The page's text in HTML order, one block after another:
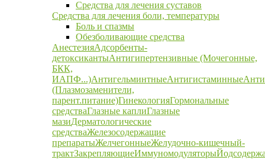
Средства для лечения суставов
Средства для лечения боли, температуры
Боль и спазмы
Обезболивающие средства
АнестезияАдсорбенты-
детоксикантыАнтигипертензивные (Мочегонные,
БКК,
ИАПФ...)АнтигельминтныеАнтигистаминные
(Плазмозаменители,
парент.питание)ГинекологияГормональные
средстваГлазные каплиГлазные
мазиДерматологические
средстваЖелезосодержащие
препаратыЖелчегонныеЖелудочно-кишечный-
трактЗакрепляющиеИммуномодуляторы